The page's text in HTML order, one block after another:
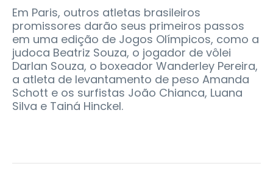
Em Paris, outros atletas brasileiros
promissores darão seus primeiros passos
em uma edição de Jogos Olímpicos, como a
judoca Beatriz Souza, o jogador de vôlei
Darlan Souza, o boxeador Wanderley Pereira,
a atleta de levantamento de peso Amanda
Schott e os surfistas João Chianca, Luana
Silva e Tainá Hinckel.